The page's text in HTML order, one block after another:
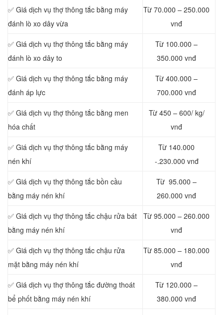
✅ Giá dịch vụ thợ thông tắc bằng máy
đánh lò xo dây vừa
Từ 70.000 – 250.000
vnđ
✅ Giá dịch vụ thợ thông tắc bằng máy
đánh lò xo dây to
Từ 100.000 –
350.000 vnđ
✅ Giá dịch vụ thợ thông tắc bằng máy
đánh áp lực
Từ 400.000 –
700.000 vnđ
✅ Giá dịch vụ thợ thông tắc bằng men
hóa chất
Từ 450 – 600/ kg/
vnđ
✅ Giá dịch vụ thợ thông tắc bằng máy
nén khí
Từ 140.000
-.230.000 vnđ
✅ Giá dịch vụ thợ thông tắc bồn cầu
bằng máy nén khí
Từ 95.000 –
260.000 vnđ
✅ Giá dịch vụ thợ thông tắc chậu rửa bát
bằng máy nén khí
Từ 95.000 – 260.000
vnđ
✅ Giá dịch vụ thợ thông tắc chậu rửa
mặt bằng máy nén khí
Từ 85.000 – 180.000
vnđ
✅ Giá dịch vụ thợ thông tắc đường thoát
bể phốt bằng máy nén khí
Từ 120.000 –
380.000 vnđ